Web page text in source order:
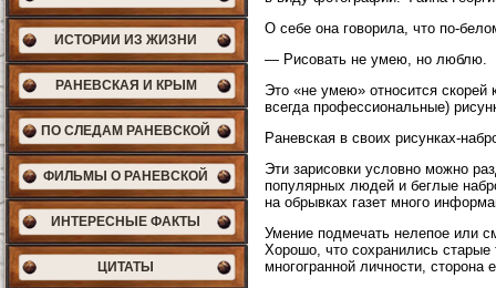
ИСТОРИИ ИЗ ЖИЗНИ
РАНЕВСКАЯ И КРЫМ
ПО СЛЕДАМ РАНЕВСКОЙ
ФИЛЬМЫ О РАНЕВСКОЙ
ИНТЕРЕСНЫЕ ФАКТЫ
ЦИТАТЫ
О себе она говорила, что по-
— Рисовать не умею, но люблю.
Это «не умею» относится скорей
всегда профессиональные)
Раневская в своих рисунках-
Эти зарисовки условно можно
популярных людей и беглые
на обрывках газет много
Умение подмечать нелепое или
Хорошо, что сохранились
многогранной личности, сторона